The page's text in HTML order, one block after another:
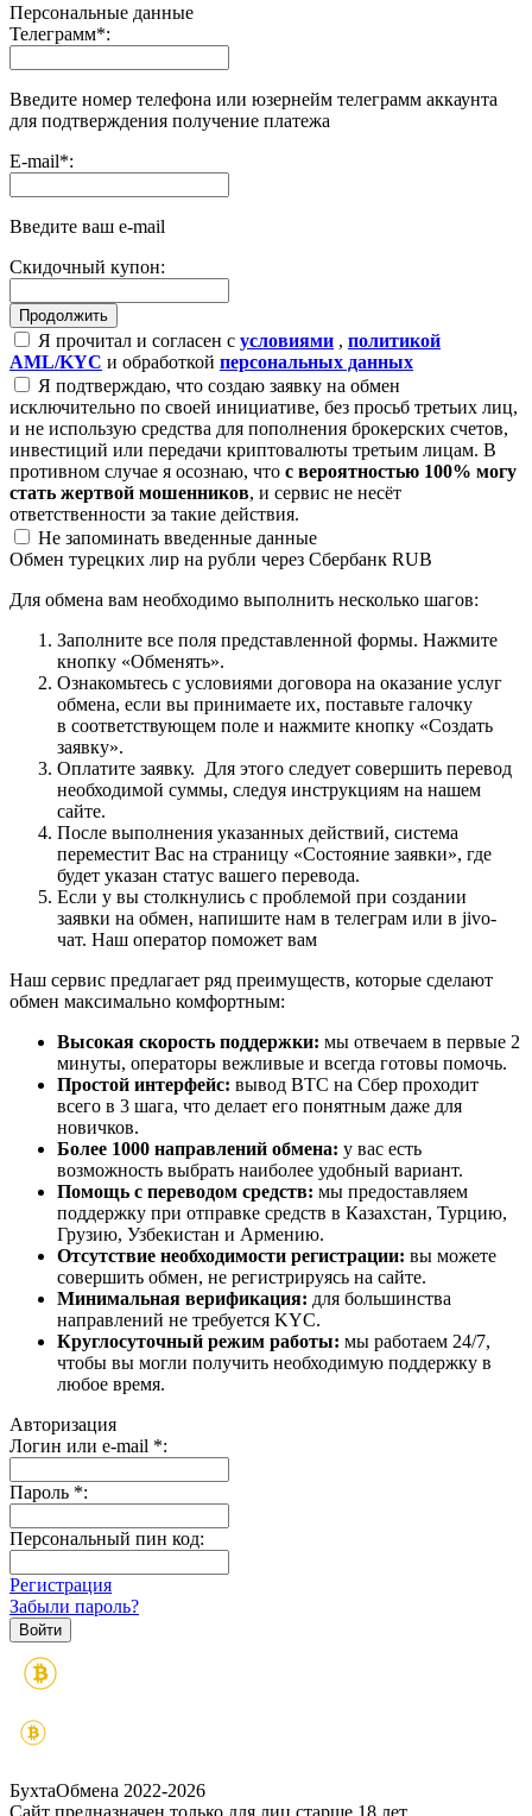
Персональные данные
Телеграмм*:
Введите номер телефона или юзернейм телеграмм аккаунта
для подтверждения получение платежа
E-mail*:
Введите ваш e-mail
Скидочный купон:
Я прочитал и согласен с условиями , политикой
AML/KYC и обработкой персональных данных
Я подтверждаю, что создаю заявку на обмен
исключительно по своей инициативе, без просьб третьих лиц,
и не использую средства для пополнения брокерских счетов,
инвестиций или передачи криптовалюты третьим лицам. В
противном случае я осознаю, что с вероятностью 100% могу
стать жертвой мошенников, и сервис не несёт
ответственности за такие действия.
Не запоминать введенные данные
Обмен турецких лир на рубли через Сбербанк RUB
Для обмена вам необходимо выполнить несколько шагов:
Заполните все поля представленной формы. Нажмите
кнопку «Обменять».
Ознакомьтесь с условиями договора на оказание услуг
обмена, если вы принимаете их, поставьте галочку
в соответствующем поле и нажмите кнопку «Создать
заявку».
Оплатите заявку. Для этого следует совершить перевод
необходимой суммы, следуя инструкциям на нашем
сайте.
После выполнения указанных действий, система
переместит Вас на страницу «Состояние заявки», где
будет указан статус вашего перевода.
Если у вы столкнулись с проблемой при создании
заявки на обмен, напишите нам в телеграм или в jivo-
чат. Наш оператор поможет вам
Наш сервис предлагает ряд преимуществ, которые сделают
обмен максимально комфортным:
Высокая скорость поддержки: мы отвечаем в первые 2
минуты, операторы вежливые и всегда готовы помочь.
Простой интерфейс: вывод BTC на Сбер проходит
всего в 3 шага, что делает его понятным даже для
новичков.
Более 1000 направлений обмена: у вас есть
возможность выбрать наиболее удобный вариант.
Помощь с переводом средств: мы предоставляем
поддержку при отправке средств в Казахстан, Турцию,
Грузию, Узбекистан и Армению.
Отсутствие необходимости регистрации: вы можете
совершить обмен, не регистрируясь на сайте.
Минимальная верификация: для большинства
направлений не требуется KYC.
Круглосуточный режим работы: мы работаем 24/7,
чтобы вы могли получить необходимую поддержку в
любое время.
Авторизация
Логин или e-mail *:
Пароль *:
Персональный пин код:
Регистрация
Забыли пароль?
БухтаОбмена 2022-2026
Сайт предназначен только для лиц старше 18 лет